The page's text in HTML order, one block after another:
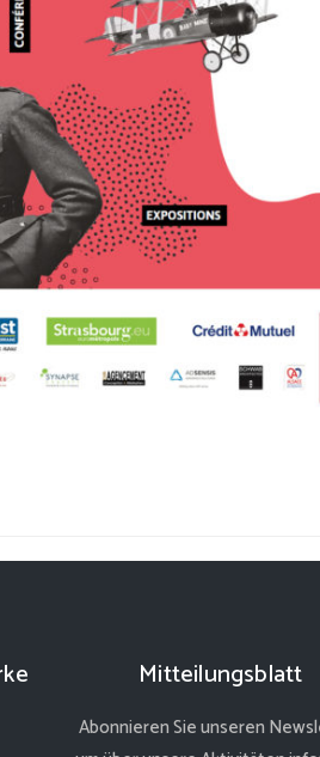
Mitteilungsblatt
Abonnieren Sie unseren